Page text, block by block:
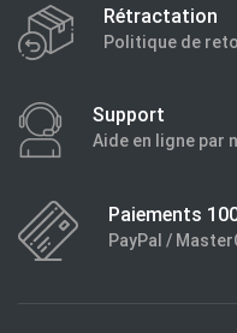
Rétractation
Politique de
Support
Aide en ligne par
Paiements
PayPal /